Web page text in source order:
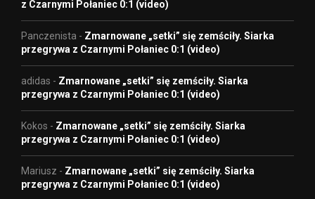
z Czarnymi Połaniec 0:1 (video)
Panczenista - Zmarnowane „setki” się zemściły. Siarka
przegrywa z Czarnymi Połaniec 0:1 (video)
adidas - Zmarnowane „setki” się zemściły. Siarka
przegrywa z Czarnymi Połaniec 0:1 (video)
Kokos - Zmarnowane „setki” się zemściły. Siarka
przegrywa z Czarnymi Połaniec 0:1 (video)
Mariusz - Zmarnowane „setki” się zemściły. Siarka
przegrywa z Czarnymi Połaniec 0:1 (video)